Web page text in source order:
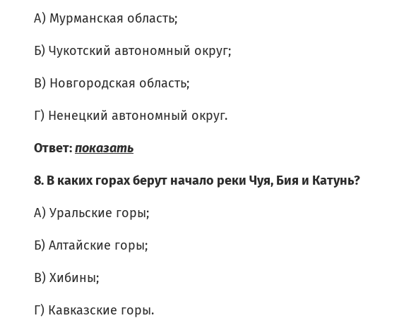
А) Мурманская область;
Б) Чукотский автономный округ;
В) Новгородская область;
Г) Ненецкий автономный округ.
Ответ: показать
8. В каких горах берут начало реки Чуя, Бия и Катунь?
А) Уральские горы;
Б) Алтайские горы;
В) Хибины;
Г) Кавказские горы.